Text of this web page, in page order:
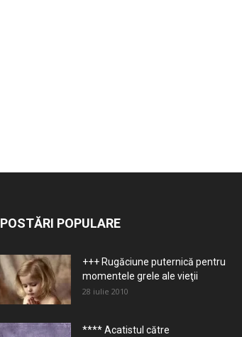
POSTĂRI POPULARE
+++ Rugăciune puternică pentru
momentele grele ale vieţii
28 iulie 2010
**** Acatistul către